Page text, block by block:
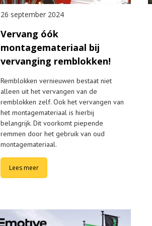
26 september 2024
Vervang óók
montagemateriaal bij
vervanging remblokken!
Remblokken vernieuwen bestaat niet
alleen uit het vervangen van de
remblokken zelf. Ook het vervangen van
het montagemateriaal is hierbij
belangrijk. Dit voorkomt piepende
remmen door het gebruik van oud
montagemateriaal.
Lees meer